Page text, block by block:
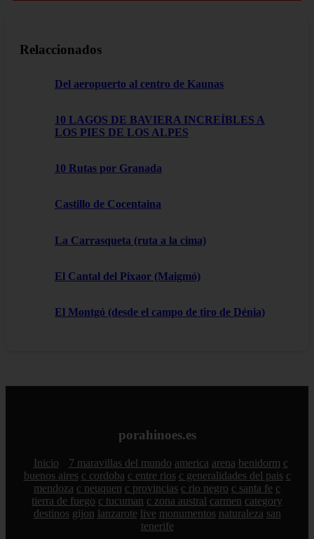
Relaccionados
Del aeropuerto al centro de Kaunas
10 LAGOS DE BAVIERA INCREÍBLES A
LOS PIES DE LOS ALPES
10 Rutas por Granada
Castillo de Cocentaina
La Carrasqueta (ruta a la cima)
El Cantal del Pixaor (Maigmó)
El Montgó (desde el campo de tiro de Dénia)
porahinoes.es
Inicio 7 maravillas del mundo america arena benidorm c
buenos aires c cordoba c entre rios c generalidades del pais c
mendoza c neuquen c provincias c rio negro c santa fe c
tierra de fuego c tucuman c zona austral carmen category
destinos gijon lanzarote live monumentos naturaleza san
tenerife